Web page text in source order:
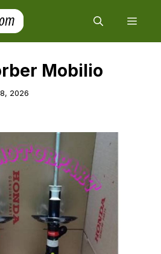
Mobilio
2026